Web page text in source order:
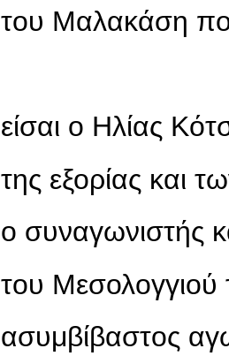
του Μαλακάση
είσαι ο Ηλίας
της εξορίας και
ο συναγωνιστής
του Μεσολογγιού
ασυμβίβαστος